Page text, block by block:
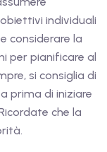
individuali
considerare la
per pianificare al
si consiglia di
prima di iniziare
che la